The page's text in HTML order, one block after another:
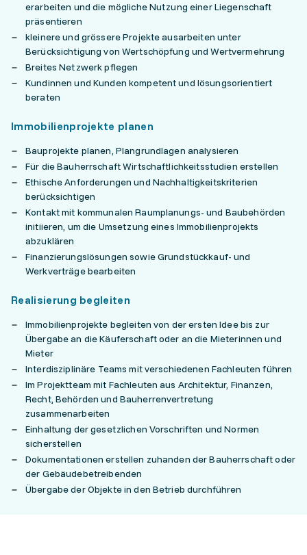
erarbeiten und die mögliche Nutzung einer Liegenschaft
präsentieren
kleinere und grössere Projekte ausarbeiten unter
Berücksichtigung von Wertschöpfung und Wertvermehrung
Breites Netzwerk pflegen
Kundinnen und Kunden kompetent und lösungsorientiert
beraten
Immobilienprojekte planen
Bauprojekte planen, Plangrundlagen analysieren
Für die Bauherrschaft Wirtschaftlichkeits­studien erstellen
Ethische Anforderungen und Nachhaltigkeitskriterien
berücksichtigen
Kontakt mit kommunalen Raumplanungs- und Baubehörden
initiieren, um die Umsetzung eines Immobilienprojekts
abzuklären
Finanzierungslösungen sowie Grundstückkauf- und
Werkverträge bearbeiten
Realisierung begleiten
Immobilienprojekte begleiten von der ersten Idee bis zur
Übergabe an die Käuferschaft oder an die Mieterinnen und
Mieter
Interdisziplinäre Teams mit verschiedenen Fachleuten führen
Im Projektteam mit Fachleuten aus Architektur, Finanzen,
Recht, Behörden und Bauherrenvertretung
zusammenarbeiten
Einhaltung der gesetzlichen Vorschriften und Normen
sicherstellen
Dokumentationen erstellen zuhanden der Bauherrschaft oder
der Gebäudebetreibenden
Übergabe der Objekte in den Betrieb durchführen